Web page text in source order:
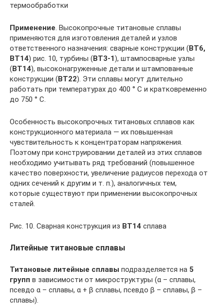
термообработки
Применение . Высокопрочные титановые сплавы
применяются для изготовления деталей и узлов
ответственного назначения: сварные конструкции (ВТ6,
ВТ14) рис. 10, турбины (ВТ3-1), штампосварные узлы
(ВТ14), высоконагруженные детали и штампованные
конструкции (ВТ22). Эти сплавы могут длительно
работать при температурах до 400 ° С и кратковременно
до 750 ° С.
Особенность высокопрочных титановых сплавов как
конструкционного материала — их повышенная
чувствительность к концентраторам напряжения.
Поэтому при конструировании деталей из этих сплавов
необходимо учитывать ряд требований (повышенное
качество поверхности, увеличение радиусов перехода от
одних сечений к другим и т. п.), аналогичных тем,
которые существуют при применении высокопрочных
сталей.
Рис. 10. Сварная конструкция из ВТ14 сплава
Литейные титановые сплавы
Титановые литейные сплавы подразделяется на 5
групп в зависимости от микроструктуры (α – сплавы,
псевдо α – сплавы, α + β сплавы, псевдо β – сплавы, β –
сплавы).